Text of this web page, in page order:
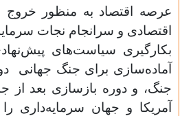
عرصه اقتصاد به منظور خروج
اقتصادی و سرانجام نجات
بکارگیری سیاست‌های
آماده‌سازی برای جنگ جهانی
جنگ، و دوره بازسازی بعد از
آمریکا و جهان سرمایه‌داری را